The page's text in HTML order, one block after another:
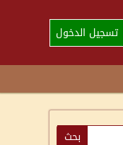
تسجيل الدخول